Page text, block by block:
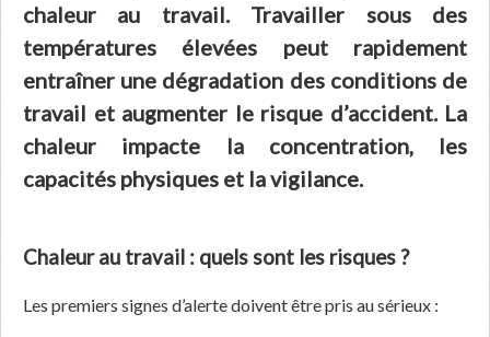
chaleur au travail. Travailler sous des
températures élevées peut rapidement
entraîner une dégradation des conditions de
travail et augmenter le risque d’accident. La
chaleur impacte la concentration, les
capacités physiques et la vigilance.
Chaleur au travail : quels sont les risques ?
Les premiers signes d’alerte doivent être pris au sérieux :